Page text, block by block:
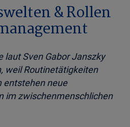
& Rollen
laut Sven Gabor Janszky
weil Routinetätigkeiten
entstehen neue
im zwischenmenschlichen